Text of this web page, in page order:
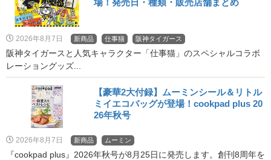
2026年8月7日 新商品 仕事猫 阪神タイガース
阪神タイガースと人気キャラクター「仕事猫」のスペシャルコラボ
レーショングッズ...
【豪華2大付録】ムーミンシール＆リトル
ミイエコバッグが登場！cookpad plus 20
26年秋号
2026年8月7日 新商品 ムーミン
『cookpad plus』2026年秋号が8月25日に発売します。創刊8周年を